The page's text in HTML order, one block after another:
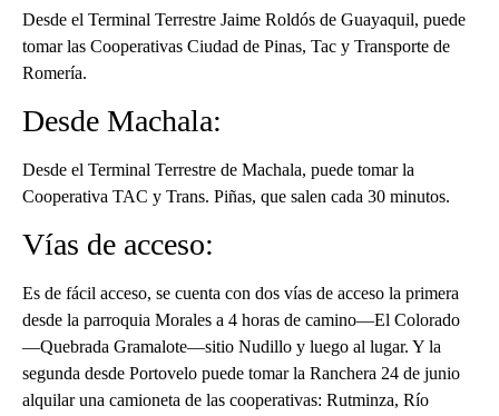
Desde el Terminal Terrestre Jaime Roldós de Guayaquil, puede
tomar las Cooperativas Ciudad de Pinas, Tac y Transporte de
Romería.
Desde Machala:
Desde el Terminal Terrestre de Machala, puede tomar la
Cooperativa TAC y Trans. Piñas, que salen cada 30 minutos.
Vías de acceso:
Es de fácil acceso, se cuenta con dos vías de acceso la primera
desde la parroquia Morales a 4 horas de camino—El Colorado
—Quebrada Gramalote—sitio Nudillo y luego al lugar. Y la
segunda desde Portovelo puede tomar la Ranchera 24 de junio
alquilar una camioneta de las cooperativas: Rutminza, Río